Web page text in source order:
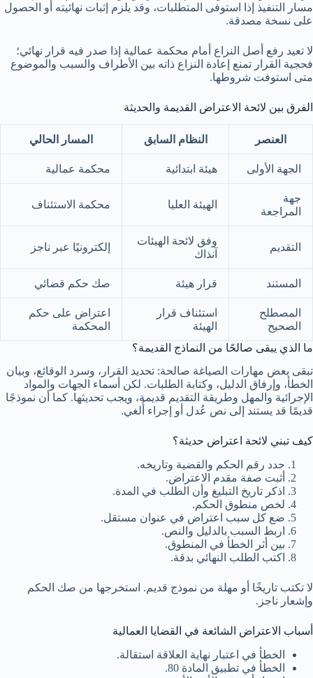
مسار التنفيذ إذا استوفى المتطلبات، وقد يلزم إثبات نهائيته أو الحصول
على نسخة مصدقة.
لا تعيد رفع أصل النزاع أمام محكمة عمالية إذا صدر فيه قرار نهائي؛
فحجية القرار تمنع إعادة النزاع ذاته بين الأطراف والسبب والموضوع
متى استوفت شروطها.
الفرق بين لائحة الاعتراض القديمة والحديثة
العنصر النظام السابق المسار الحالي
الجهة الأولى هيئة ابتدائية محكمة عمالية
جهة
المراجعة
الهيئة العليا محكمة الاستئناف
التقديم
وفق لائحة الهيئات
آنذاك
إلكترونيًا عبر ناجز
المستند قرار هيئة صك حكم قضائي
المصطلح
الصحيح
استئناف قرار
الهيئة
اعتراض على حكم
المحكمة
ما الذي يبقى صالحًا من النماذج القديمة؟
تبقى بعض مهارات الصياغة صالحة: تحديد القرار، وسرد الوقائع، وبيان
الخطأ، وإرفاق الدليل، وكتابة الطلبات. لكن أسماء الجهات والمواد
الإجرائية والمهل وطريقة التقديم قديمة، ويجب تحديثها. كما أن نموذجًا
قديمًا قد يستند إلى نص عُدل أو إجراء أُلغي.
كيف تبني لائحة اعتراض حديثة؟
حدد رقم الحكم والقضية وتاريخه.
أثبت صفة مقدم الاعتراض.
اذكر تاريخ التبليغ وأن الطلب في المدة.
لخص منطوق الحكم.
ضع كل سبب اعتراض في عنوان مستقل.
اربط السبب بالدليل والنص.
بين أثر الخطأ في المنطوق.
اكتب الطلب النهائي بدقة.
لا تكتب تاريخًا أو مهلة من نموذج قديم. استخرجها من صك الحكم
وإشعار ناجز.
أسباب الاعتراض الشائعة في القضايا العمالية
الخطأ في اعتبار نهاية العلاقة استقالة.
الخطأ في تطبيق المادة 80.